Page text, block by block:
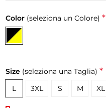
Color (seleziona un Colore) *
Size (seleziona una Taglia) *
L 3XL S M XL